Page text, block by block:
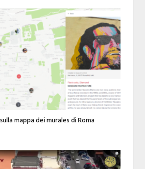
mappa dei murales di Roma